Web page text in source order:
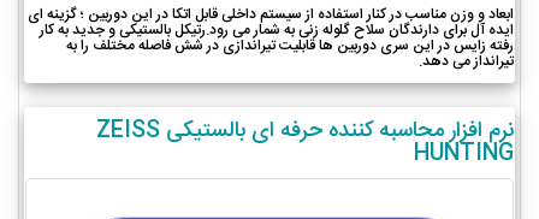
ابعاد و وزن مناسب در کنار استفاده از سیستم داخلی قابل اتکا در این دوربین ؛ گزینه ای
ایده آل برای دارندگان سلاح گلوله زنی به شمار می رود.رتیکل بالستیکی و جدید به کار
رفته زایس در این سری دوربین ها قابلیت تیراندازی در شش فاصله مختلف را به
تیرانداز می دهد.
نرم افزار محاسبه کننده حرفه ای بالستیکی ZEISS
HUNTING